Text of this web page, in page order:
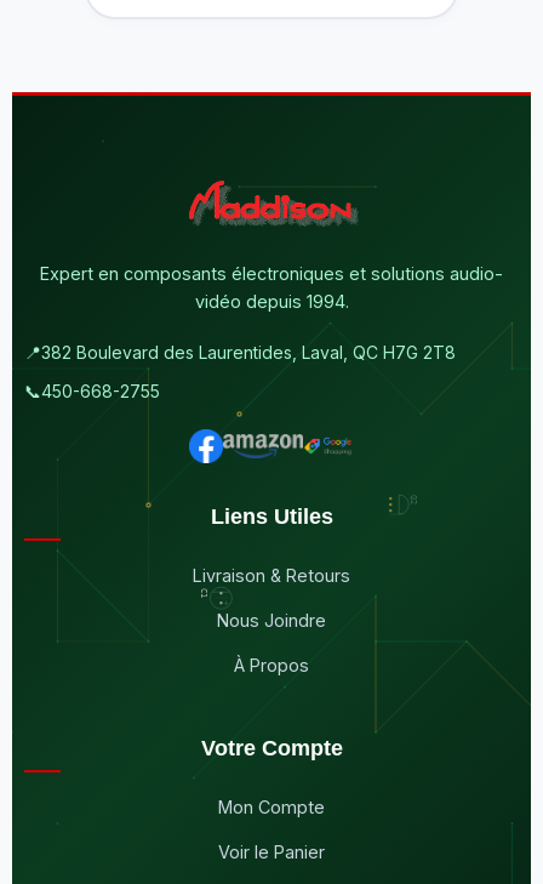
Expert en composants électroniques et solutions audio-
vidéo depuis 1994.
📍382 Boulevard des Laurentides, Laval, QC H7G 2T8
📞450-668-2755
Liens Utiles
Livraison & Retours
Nous Joindre
À Propos
Votre Compte
Mon Compte
Voir le Panier